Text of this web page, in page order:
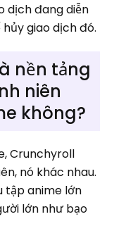
dịch đang diễn
giao dịch đó.
nền tảng
niên
không?
Crunchyroll
nó khác nhau.
tập anime lớn
lớn như bạo